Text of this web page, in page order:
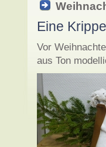
Eine
Vor
aus Ton